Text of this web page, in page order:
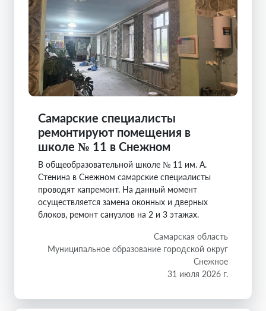
Самарские специалисты
ремонтируют помещения в
школе № 11 в Снежном
В общеобразовательной школе № 11 им. А.
Стенина в Снежном самарские специалисты
проводят капремонт. На данный момент
осуществляется замена оконных и дверных
блоков, ремонт санузлов на 2 и 3 этажах.
Самарская область
Муниципальное образование городской округ
Снежное
31 июля 2026 г.